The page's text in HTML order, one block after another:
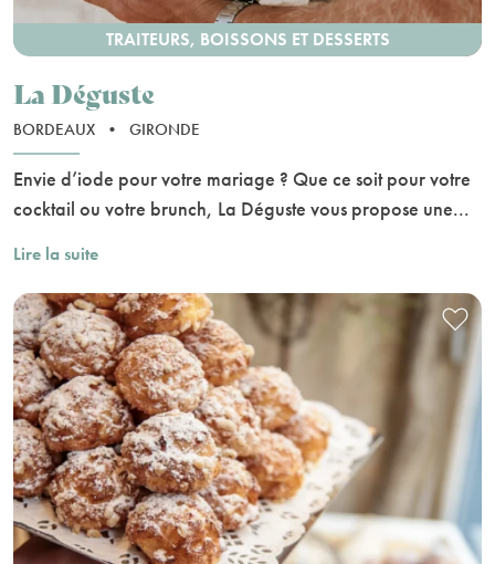
TRAITEURS, BOISSONS ET DESSERTS
La Déguste
BORDEAUX • GIRONDE
Envie d’iode pour votre mariage ? Que ce soit pour votre
cocktail ou votre brunch, La Déguste vous propose une...
Lire la suite